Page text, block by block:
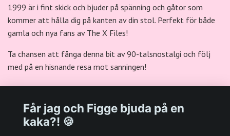
1999 är i fint skick och bjuder på spänning och gåtor som
kommer att hålla dig på kanten av din stol. Perfekt för både
gamla och nya fans av The X Files!
Ta chansen att fånga denna bit av 90-talsnostalgi och följ
med på en hisnande resa mot sanningen!
Får jag och Figge bjuda på en
kaka?! 🍪